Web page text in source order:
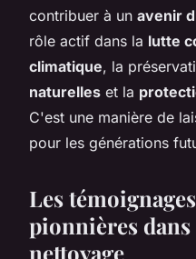
contribuer à un avenir
rôle actif dans la lutte
climatique, la
naturelles et la
C'est une manière de
pour les générations
Les
pionnières
nettoyage